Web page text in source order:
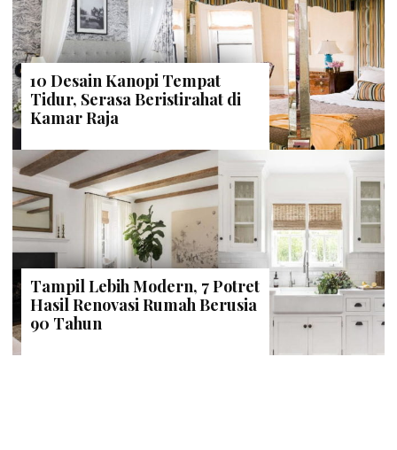
10 Desain Kanopi Tempat
Tidur, Serasa Beristirahat di
Kamar Raja
Tampil Lebih Modern, 7 Potret
Hasil Renovasi Rumah Berusia
90 Tahun